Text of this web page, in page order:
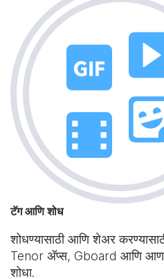
टॅग आणि शोध
शोधण्यासाठी आणि शेअर
Tenor अ‍ॅप्स, Gboard आणि
शोधा.